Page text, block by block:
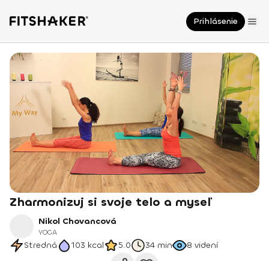
Prihlásenie
Zharmonizuj si svoje telo a myseľ
Nikol Chovancová
YOGA
Stredná 103 kcal 5.0 34 min 8 videní